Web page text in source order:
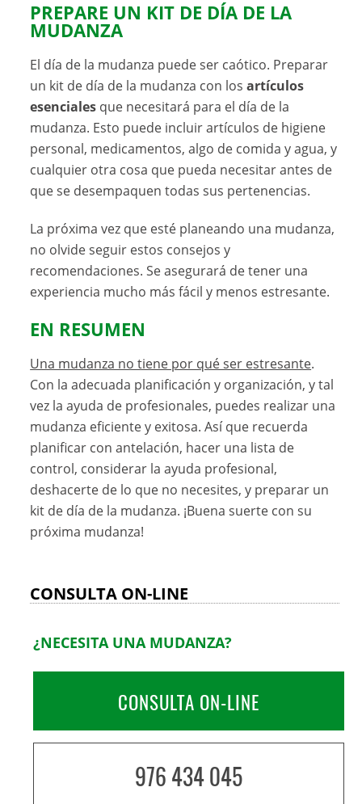
PREPARE UN KIT DE DÍA DE LA
MUDANZA
El día de la mudanza puede ser caótico. Preparar
un kit de día de la mudanza con losartículos
esenciales que necesitará para el día de la
mudanza. Esto puede incluir artículos de higiene
personal, medicamentos, algo de comida y agua, y
cualquier otra cosa que pueda necesitar antes de
que se desempaquen todas sus pertenencias.
La próxima vez que esté planeando una mudanza,
no olvide seguir estos consejos y
recomendaciones. Se asegurará de tener una
experiencia mucho más fácil y menos estresante.
EN RESUMEN
Una mudanza no tiene por qué ser estresante.
Con la adecuada planificación y organización, y tal
vez la ayuda de profesionales, puedes realizar una
mudanza eficiente y exitosa. Así que recuerda
planificar con antelación, hacer una lista de
control, considerar la ayuda profesional,
deshacerte de lo que no necesites, y preparar un
kit de día de la mudanza. ¡Buena suerte con su
próxima mudanza!
CONSULTA ON-LINE
¿NECESITA UNA MUDANZA?
CONSULTA ON-LINE
976 434 045